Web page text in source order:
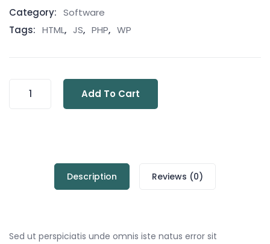
Category: Software
Tags: HTML, JS, PHP, WP
Add To Cart
Description Reviews (0)
Sed ut perspiciatis unde omnis iste natus error sit